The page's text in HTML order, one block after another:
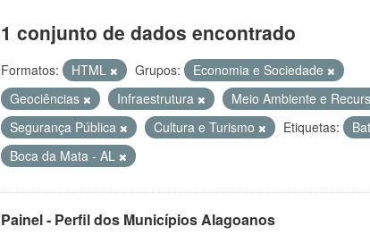
1 conjunto de dados encontrado
Formatos: HTML Grupos:
Economia e Sociedade
Geociências
Infraestrutura Meio Ambiente e
Segurança Pública
Cultura e Turismo Etiquetas:
Boca da Mata - AL
Painel - Perfil dos Municípios Alagoanos